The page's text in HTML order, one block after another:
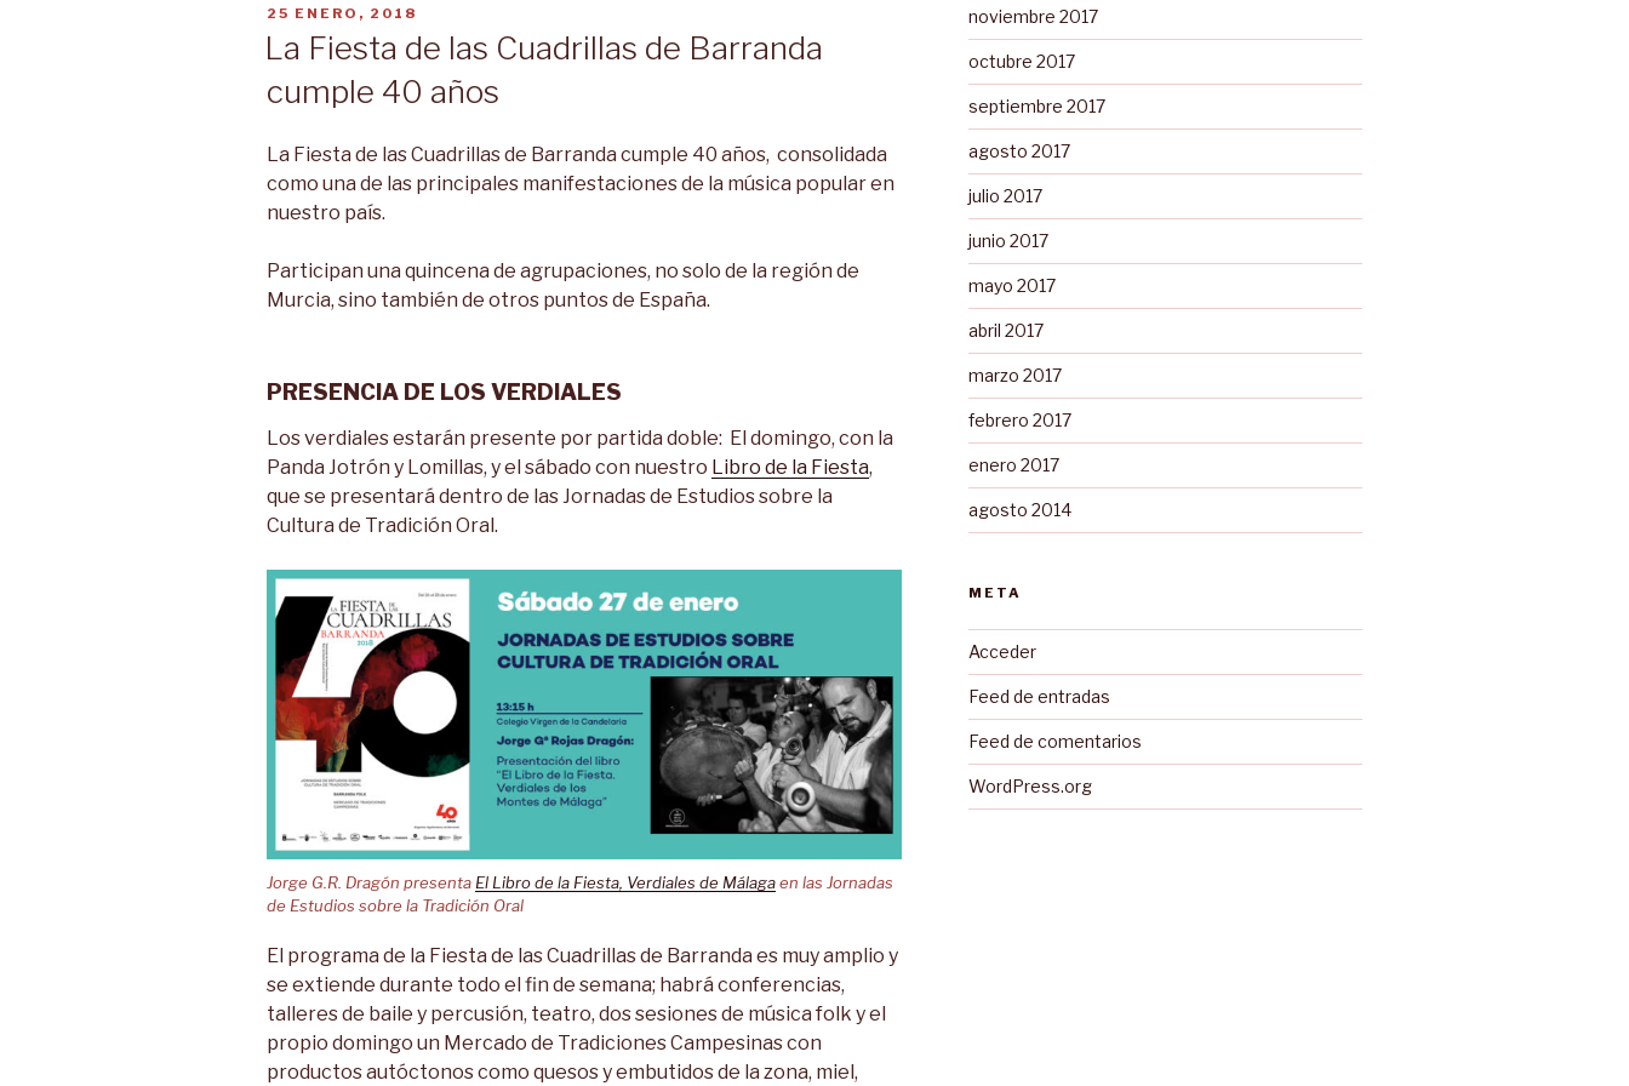
PUBLICADO
25 ENERO, 2018
La Fiesta de las Cuadrillas de Barranda
cumple 40 años
La Fiesta de las Cuadrillas de Barranda cumple 40 años, consolidada
como una de las principales manifestaciones de la música popular en
nuestro país.
Participan una quincena de agrupaciones, no solo de la región de
Murcia, sino también de otros puntos de España.
PRESENCIA DE LOS VERDIALES
Los verdiales estarán presente por partida doble: El domingo, con la
Panda Jotrón y Lomillas, y el sábado con nuestro Libro de la Fiesta,
que se presentará dentro de las Jornadas de Estudios sobre la
Cultura de Tradición Oral.
Jorge G.R. Dragón presenta El Libro de la Fiesta, Verdiales de Málagaen las Jornadas
de Estudios sobre la Tradición Oral
El programa de la Fiesta de las Cuadrillas de Barranda es muy amplio y
se extiende durante todo el fin de semana; habrá conferencias,
talleres de baile y percusión, teatro, dos sesiones de música folk y el
propio domingo un Mercado de Tradiciones Campesinas con
productos autóctonos como quesos y embutidos de la zona, miel,
noviembre 2017
octubre 2017
septiembre 2017
agosto 2017
julio 2017
junio 2017
mayo 2017
abril 2017
marzo 2017
febrero 2017
enero 2017
agosto 2014
META
Acceder
Feed de entradas
Feed de comentarios
WordPress.org